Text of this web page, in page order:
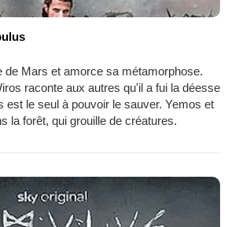
de Mars et amorce sa métamorphose.
raconte aux autres qu'il a fui la déesse
est le seul à pouvoir le sauver. Yemos et
la forêt, qui grouille de créatures.